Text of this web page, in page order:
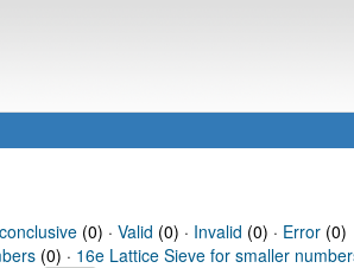
(0) · Valid (0) · Invalid (0) · Error(0)
(0) · 16e Lattice Sieve for smaller